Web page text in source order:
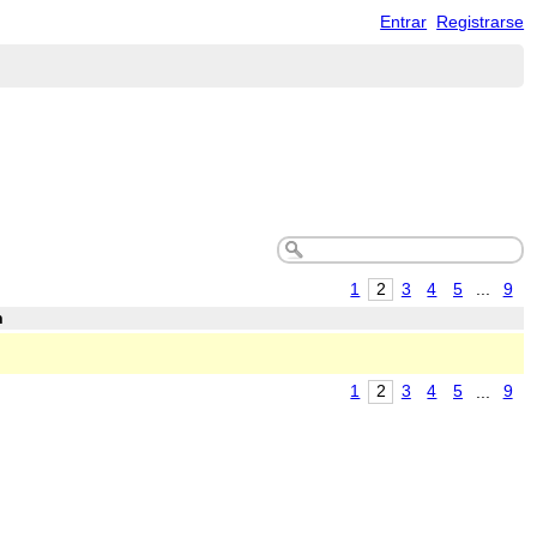
Entrar Registrarse
1 2 3 4 5 9
1 2 3 4 5 9